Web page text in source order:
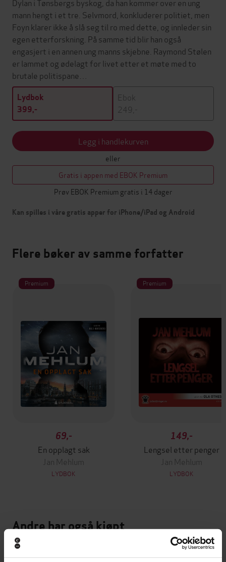
Dylan i Tønsbergs byskog, da han kommer over en ung
mann hengt i et tre. Selvmord, konkluderer politiet, men
Foyn klarer ikke å slå seg til ro med dette, og innleder sin
egen etterforskning. På samme tid blir han også
engasjert i en annen ung manns skjebne. Raymond Stølen
er lammet og ødelagt for livet etter et møte med to
brutale politispane…
Lydbok
399,-
Ebok
249,-
Legg i handlekurven
eller
Gratis i appen med EBOK Premium
Prøv EBOK Premium gratis i 14 dager
Kan spilles i våre gratis apper for iPhone/iPad og Android
Flere bøker av samme forfatter
Premium
69,-
En opplagt sak
Jan Mehlum
LYDBOK
Premium
149,-
Lengsel etter penger
Jan Mehlum
LYDBOK
Andre har også kjøpt